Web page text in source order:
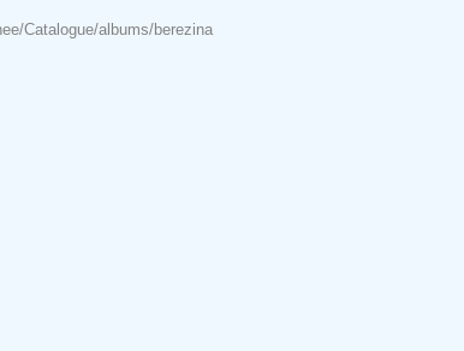
Catalogue/albums/berezina